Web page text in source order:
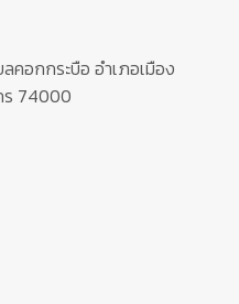
คอกกระบือ อำเภอเมือง
ร 74000